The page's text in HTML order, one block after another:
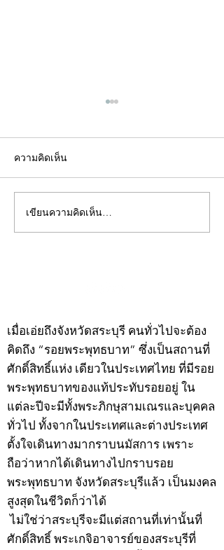
คอลัมน์"จับชีพจรวงการ
พระ"ประจำพุธที่ 29
ความคิดเห็น
เขียนความคิดเห็น…
เมื่อเอ่ยถึงจังหวัดสระบุรี คนทั่วไปจะต้อง
คิดถึง “รอยพระพุทธบาท” ซึ่งเป็นสถานที่
ศักดิ์สิทธิ์แห่ง เดียวในประเทศไทย ที่มีรอย
พระพุทธบาทของแท้ประทับรอยอยู่ ใน
แต่ละปีจะมีทั้งพระภิกษุสามเณรและบุคคล
ทั่วไป ทั้งจากในประเทศและต่างประเทศ
ตั้งใจเดินทางมากราบนมัสการ เพราะ
ถือว่าหากได้เดินทางไปกราบรอย
พระพุทธบาท จังหวัดสระบุรีแล้ว เป็นมงคล
สูงสุดในชีวิตก็ว่าได้
ไม่ใช่ว่าสระบุรีจะมีแต่สถานที่เท่านั้นที่
ศักดิ์สิทธิ์ พระเกจิอาจารย์ของสระบุรีที่